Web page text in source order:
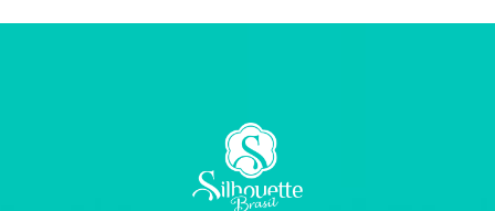
Thiara Ney
Carla Eschberger